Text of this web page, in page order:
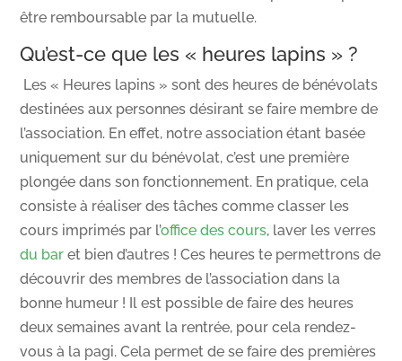
être remboursable par la mutuelle.
Qu’est-ce que les « heures lapins » ?
Les « Heures lapins » sont des heures de bénévolats
destinées aux personnes désirant se faire membre de
l’association. En effet, notre association étant basée
uniquement sur du bénévolat, c’est une première
plongée dans son fonctionnement. En pratique, cela
consiste à réaliser des tâches comme classer les
cours imprimés par l’office des cours, laver les verres
du bar et bien d’autres ! Ces heures te permettrons de
découvrir des membres de l’association dans la
bonne humeur ! Il est possible de faire des heures
deux semaines avant la rentrée, pour cela rendez-
vous à la pagi. Cela permet de se faire des premières